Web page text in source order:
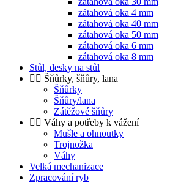
zátahová oka 4 mm
zátahová oka 40 mm
zátahová oka 50 mm
zátahová oka 6 mm
zátahová oka 8 mm
Stůl, desky na stůl
Šňůrky, šňůry, lana
Šňůrky
Šňůry/lana
Zátěžové šňůry
Váhy a potřeby k vážení
Mušle a ohnoutky
Trojnožka
Váhy
Velká mechanizace
Zpracování ryb